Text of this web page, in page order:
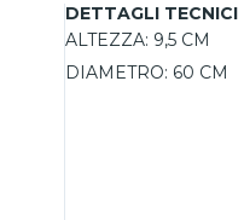
DETTAGLI TECNICI
ALTEZZA: 9,5 CM
DIAMETRO: 60 CM